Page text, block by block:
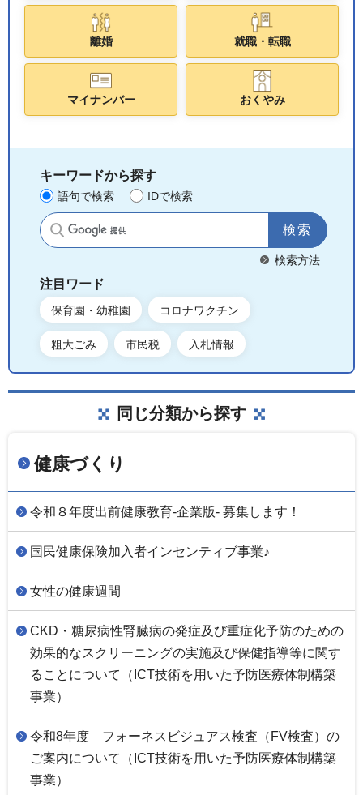
離婚 就職・転職
マイナンバー おくやみ
キーワードから探す
語句で検索 IDで検索
サイト内検索
検索方法
注目ワード
保育園・幼稚園 コロナワクチン
粗大ごみ 市民税 入札情報
同じ分類から探す
健康づくり
令和８年度出前健康教育-企業版- 募集します！
国民健康保険加入者インセンティブ事業♪
女性の健康週間
CKD・糖尿病性腎臓病の発症及び重症化予防のための
効果的なスクリーニングの実施及び保健指導等に関す
ることについて（ICT技術を用いた予防医療体制構築
事業）
令和8年度 フォーネスビジュアス検査（FV検査）の
ご案内について（ICT技術を用いた予防医療体制構築
事業）